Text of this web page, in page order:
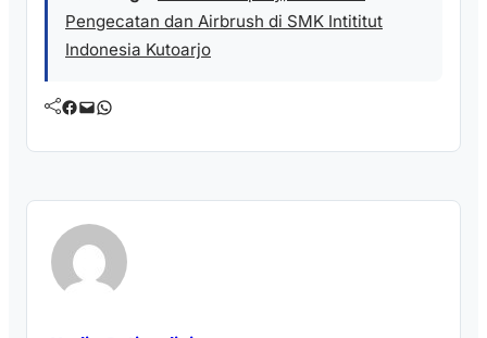
Pengecatan dan Airbrush di SMK Intititut
Indonesia Kutoarjo
Facebook Mail WhatsApp